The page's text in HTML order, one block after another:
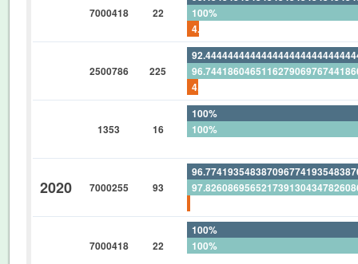
7000418 22
100%
2500786 225
1353 16
100%
100%
2020 7000255 93
7000418 22
100%
100%